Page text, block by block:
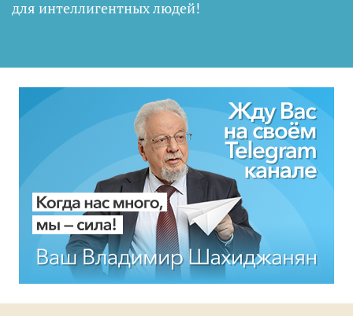
для интеллигентных людей!